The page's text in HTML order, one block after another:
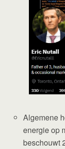
Algemene
energie op
beschouwt